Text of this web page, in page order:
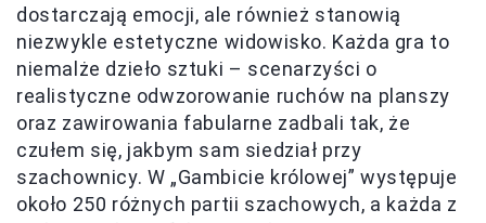
dostarczają emocji, ale również stanowią
niezwykle estetyczne widowisko. Każda gra to
niemalże dzieło sztuki – scenarzyści o
realistyczne odwzorowanie ruchów na planszy
oraz zawirowania fabularne zadbali tak, że
czułem się, jakbym sam siedział przy
szachownicy. W „Gambicie królowej” występuje
około 250 różnych partii szachowych, a każda z